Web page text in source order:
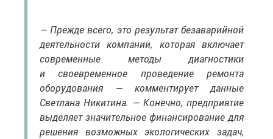
— Прежде всего, это результат безаварийной
деятельности компании, которая включает
современные методы диагностики
и своевременное проведение ремонта
оборудования — комментирует данные
Светлана Никитина. — Конечно, предприятие
выделяет значительное финансирование для
решения возможных экологических задач,